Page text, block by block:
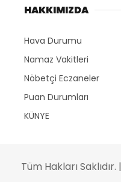
HAKKIMIZDA
Hava Durumu
Namaz Vakitleri
Nöbetçi Eczaneler
Puan Durumları
KÜNYE
Tüm Hakları Saklıdır. |